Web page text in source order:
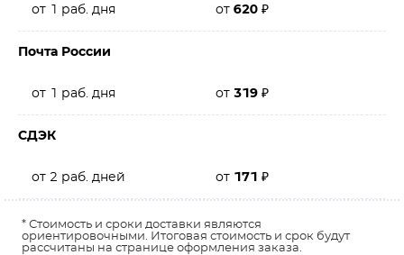
от 1 раб. дня от 620 ₽
Почта России
от 1 раб. дня от 319 ₽
СДЭК
от 2 раб. дней от 171 ₽
* Стоимость и сроки доставки являются
ориентировочными. Итоговая стоимость и срок будут
рассчитаны на странице оформления заказа.